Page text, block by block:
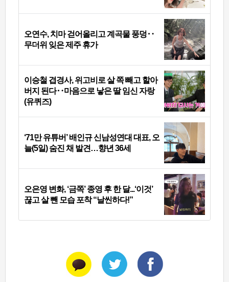
오연수, 치마 걷어올리고 계곡물 풍덩‥
무더위 잊은 제주 휴가
이승철 겹경사, 위고비로 살 쪽 빼고 할아
버지 된다‥마음으로 낳은 딸 임신 자랑
(유퀴즈)
‘71만 유튜버’ 배인규 신남성연대 대표, 오
늘(5일) 숨진 채 발견…향년 36세
오은영 변화, ‘금쪽’ 종영 후 한 달...‘이것’
끊고 살 뺀 모습 포착 “날씬하다!”